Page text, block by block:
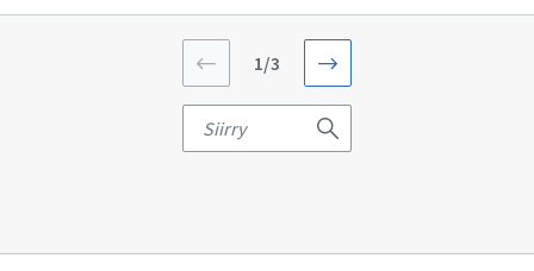
Sivu
numero
1
kaikkiaan
sivusta.
50
1/3
Sivunumero
Siirry
sivulle